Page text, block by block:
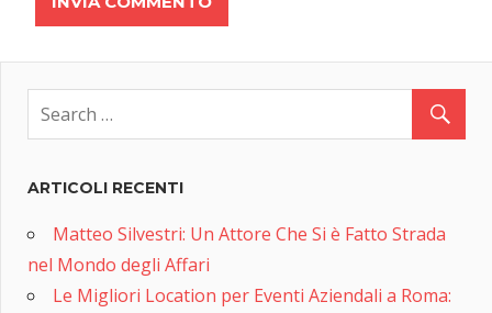
ARTICOLI RECENTI
Matteo Silvestri: Un Attore Che Si è Fatto Strada
nel Mondo degli Affari
Le Migliori Location per Eventi Aziendali a Roma: